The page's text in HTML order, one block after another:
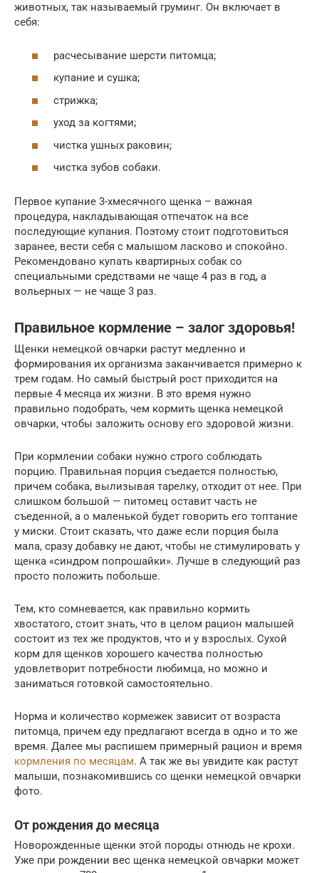
животных, так называемый груминг. Он включает в
себя:
расчесывание шерсти питомца;
купание и сушка;
стрижка;
уход за когтями;
чистка ушных раковин;
чистка зубов собаки.
Первое купание 3-хмесячного щенка – важная
процедура, накладывающая отпечаток на все
последующие купания. Поэтому стоит подготовиться
заранее, вести себя с малышом ласково и спокойно.
Рекомендовано купать квартирных собак со
специальными средствами не чаще 4 раз в год, а
вольерных — не чаще 3 раз.
Правильное кормление – залог здоровья!
Щенки немецкой овчарки растут медленно и
формирования их организма заканчивается примерно к
трем годам. Но самый быстрый рост приходится на
первые 4 месяца их жизни. В это время нужно
правильно подобрать, чем кормить щенка немецкой
овчарки, чтобы заложить основу его здоровой жизни.
При кормлении собаки нужно строго соблюдать
порцию. Правильная порция съедается полностью,
причем собака, вылизывая тарелку, отходит от нее. При
слишком большой — питомец оставит часть не
съеденной, а о маленькой будет говорить его топтание
у миски. Стоит сказать, что даже если порция была
мала, сразу добавку не дают, чтобы не стимулировать у
щенка «синдром попрошайки». Лучше в следующий раз
просто положить побольше.
Тем, кто сомневается, как правильно кормить
хвостатого, стоит знать, что в целом рацион малышей
состоит из тех же продуктов, что и у взрослых. Сухой
корм для щенков хорошего качества полностью
удовлетворит потребности любимца, но можно и
заниматься готовкой самостоятельно.
Норма и количество кормежек зависит от возраста
питомца, причем еду предлагают всегда в одно и то же
время. Далее мы распишем примерный рацион и время
кормления по месяцам. А так же вы увидите как растут
малыши, познакомившись со щенки немецкой овчарки
фото.
От рождения до месяца
Новорожденные щенки этой породы отнюдь не крохи.
Уже при рождении вес щенка немецкой овчарки может